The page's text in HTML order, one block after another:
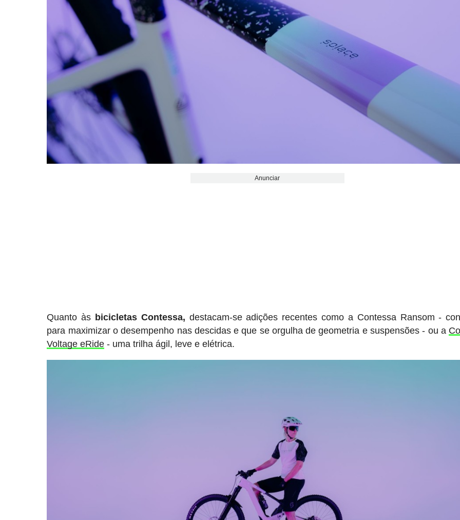
Anunciar
Quanto às bicicletas Contessa, destacam-se adições recentes como a Contessa Ransom -
para maximizar o desempenho nas descidas e que se orgulha de geometria e suspensões - ou a
Voltage eRide - uma trilha ágil, leve e elétrica.